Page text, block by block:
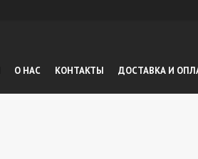
О НАС КОНТАКТЫ ДОСТАВКА И